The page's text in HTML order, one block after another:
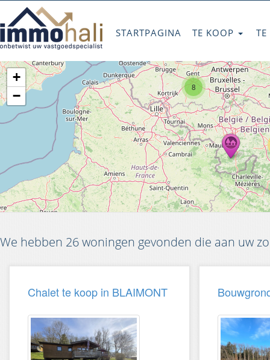
STARTPAGINA TE KOOP
8
+
−
We hebben 26 woningen gevonden die aan uw
Chalet te koop in BLAIMONT